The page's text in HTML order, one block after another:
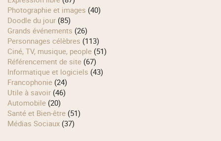
Photographie et images (40)
Doodle du jour (85)
Grands événements (26)
Personnages célèbres (113)
Ciné, TV, musique, people (51)
Référencement de site (67)
Informatique et logiciels (43)
Francophonie (24)
Utile à savoir (46)
Automobile (20)
Santé et Bien-être (51)
Médias Sociaux (37)